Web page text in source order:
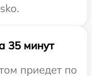
35 минут
приедет по